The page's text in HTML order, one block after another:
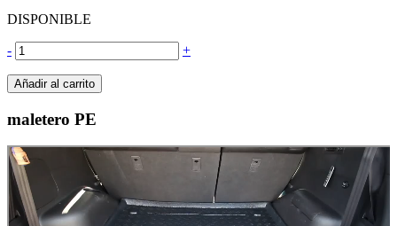
DISPONIBLE
- +
Añadir al carrito
maletero PE